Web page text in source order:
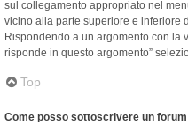
sul collegamento appropriato nel
vicino alla parte superiore e inferiore
Rispondendo a un argomento con la
risponde in questo argomento”
Top
Come posso sottoscrivere un